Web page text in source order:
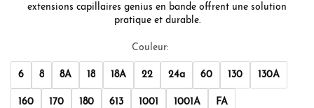
extensions capillaires genius en bande offrent une solution
pratique et durable.
Couleur:
6 8 8A 18 18A 22 24a 60 130 130A
160 170 180 613 1001 1001A FA